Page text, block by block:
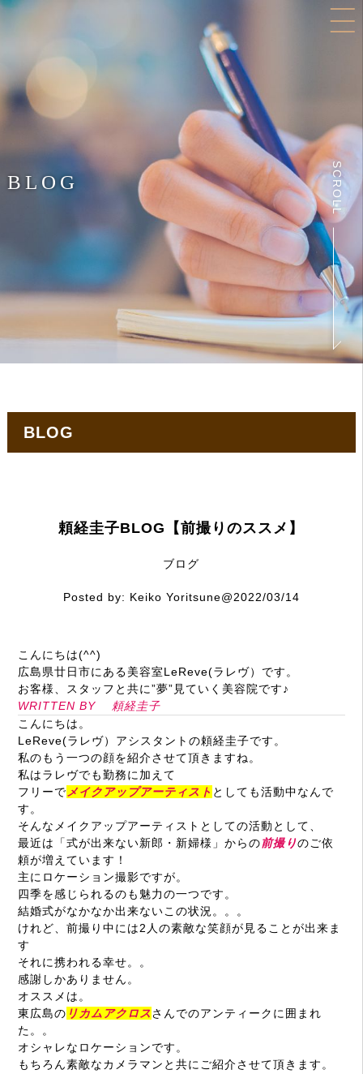
BLOG SCROLL
BLOG
頼経圭子BLOG【前撮りのススメ】
ブログ
Posted by: Keiko Yoritsune@2022/03/14
こんにちは(^^)
広島県廿日市にある美容室LeReve(ラレヴ）です。
お客様、スタッフと共に”夢”見ていく美容院です♪
WRITTEN BY
頼経圭子
こんにちは。
LeReve(ラレヴ）アシスタントの頼経圭子です。
私のもう一つの顔を紹介させて頂きますね。
私はラレヴでも勤務に加えて
フリーで メイクアップアーティスト としても活動中なんで
す。
そんなメイクアップアーティストとしての活動として、
最近は「式が出来ない新郎・新婦様」からの前撮りのご依
頼が増えています！
主にロケーション撮影ですが。
四季を感じられるのも魅力の一つです。
結婚式がなかなか出来ないこの状況。。。
けれど、前撮り中には2人の素敵な笑顔が見ることが出来ま
す
それに携われる幸せ。。
感謝しかありません。
オススメは。
東広島の リカムアクロスさんでのアンティークに囲まれ
た。。
オシャレなロケーションです。
もちろん素敵なカメラマンと共にご紹介させて頂きます。